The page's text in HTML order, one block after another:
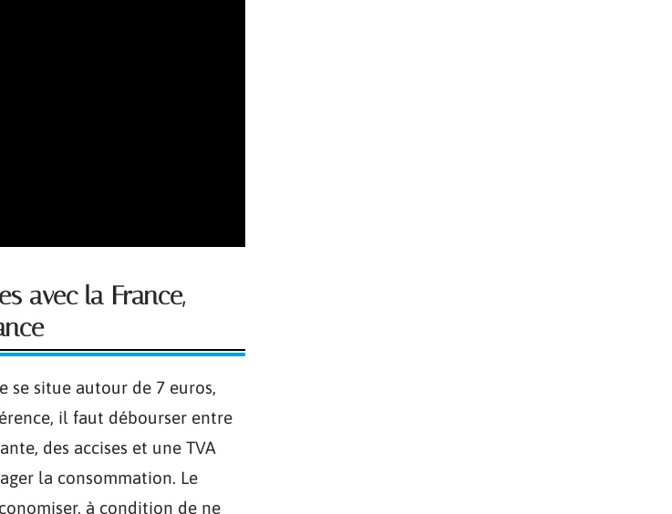
avec la France,
se situe autour de 7 euros,
il faut débourser entre
des accises et une TVA
la consommation. Le
à condition de ne